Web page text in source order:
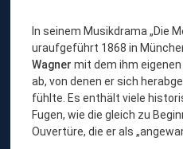
-
i
In seinem Musikdrama „Die
uraufgeführt 1868 in
Wagnermit dem ihm
ab, von denen er sich
fühlte. Es enthält viele
Fugen, wie die gleich zu
Ouvertüre, die er als